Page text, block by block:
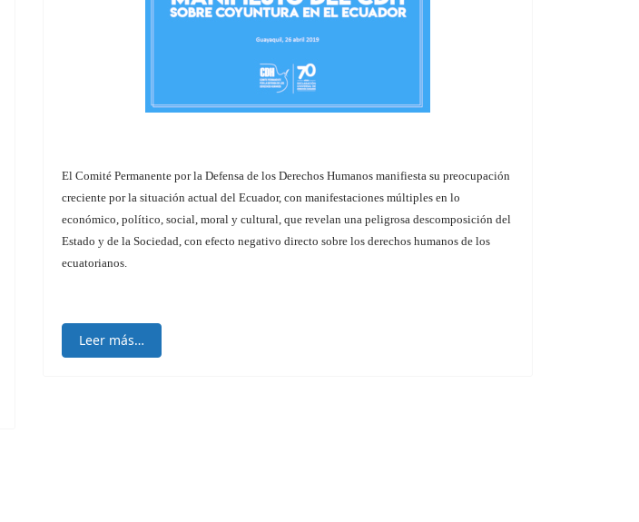
El Comité Permanente por la Defensa de los Derechos Humanos manifiesta su preocupación
creciente por la situación actual del Ecuador, con manifestaciones múltiples en lo
económico, político, social, moral y cultural, que revelan una peligrosa descomposición del
Estado y de la Sociedad, con efecto negativo directo sobre los derechos humanos de los
ecuatorianos.
Leer más…